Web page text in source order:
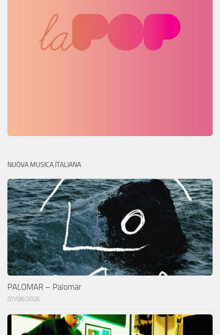
NUOVA MUSICA ITALIANA
PALOMAR – Palomar
07/08/2026